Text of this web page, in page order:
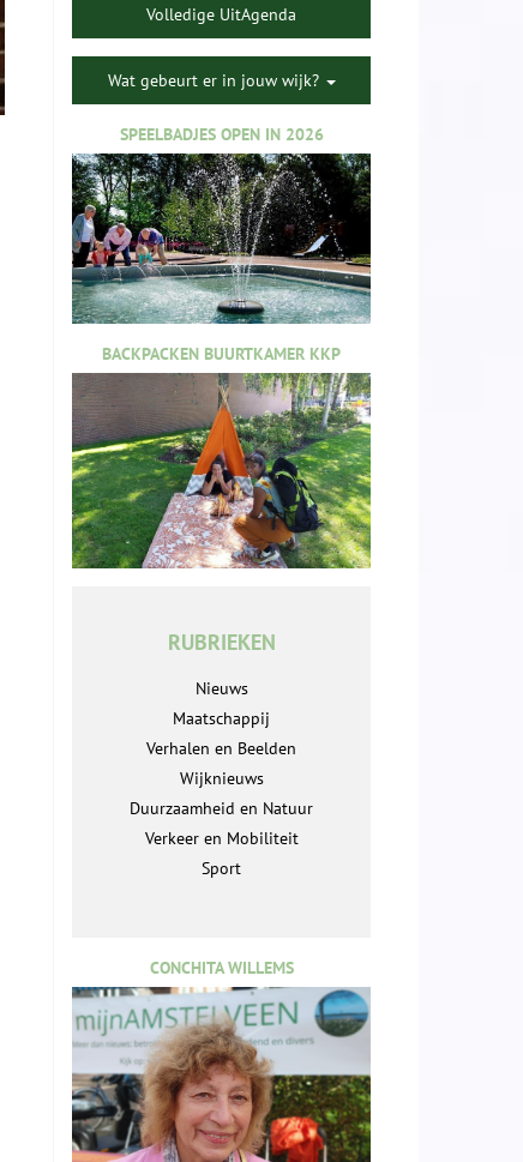
Volledige UitAgenda
Wat gebeurt er in jouw wijk?
SPEELBADJES OPEN IN 2026
BACKPACKEN BUURTKAMER KKP
RUBRIEKEN
Nieuws
Maatschappij
Verhalen en Beelden
Wijknieuws
Duurzaamheid en Natuur
Verkeer en Mobiliteit
Sport
CONCHITA WILLEMS